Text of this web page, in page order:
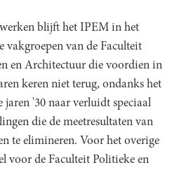
blijft het IPEM in het
vakgroepen van de Faculteit
en Architectuur die voordien in
keren niet terug, ondanks het
'30 naar verluidt speciaal
die de meetresultaten van
te elimineren. Voor het overige
voor de Faculteit Politieke en